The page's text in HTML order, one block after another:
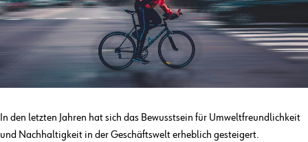
In den letzten Jahren hat sich das Bewusstsein für Umweltfreundlichkeit
und Nachhaltigkeit in der Geschäftswelt erheblich gesteigert.